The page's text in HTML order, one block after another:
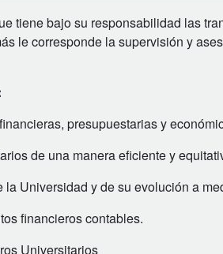
tiene bajo su responsabilidad las
le corresponde la supervisión y
presupuestarias y
de una manera eficiente y
Universidad y de su evolución a
financieros contables.
Universitarios